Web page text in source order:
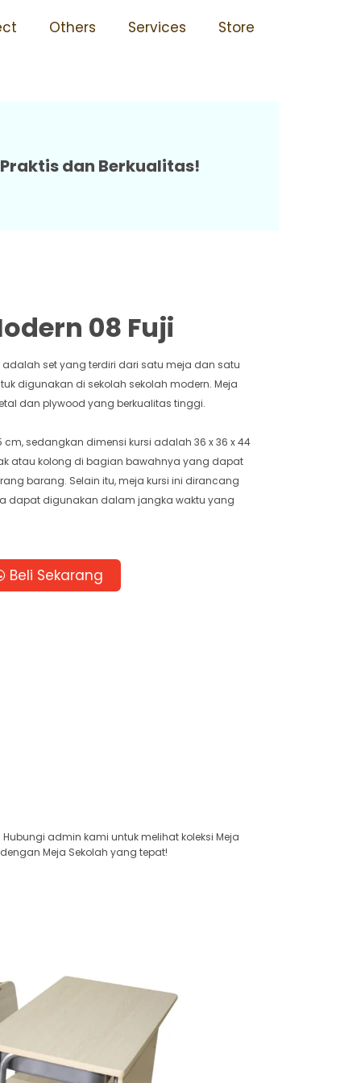
Others Services Store
Ukuran Terjangkau
dan Berkualitas!
08 Fuji
adalah set yang terdiri dari satu meja dan satu
digunakan di sekolah sekolah modern. Meja
dan plywood yang berkualitas tinggi.
cm, sedangkan dimensi kursi adalah 36 x 36 x 44
atau kolong di bagian bawahnya yang dapat
barang. Selain itu, meja kursi ini dirancang
dapat digunakan dalam jangka waktu yang
Beli Sekarang
admin kami untuk melihat koleksi Meja
Meja Sekolah yang tepat!